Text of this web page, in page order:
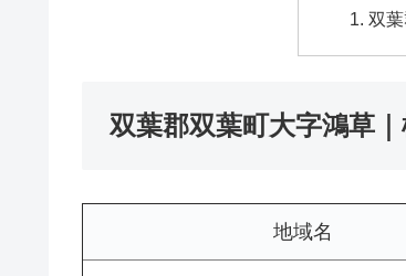
双
双葉郡双葉町大字鴻草
地域名